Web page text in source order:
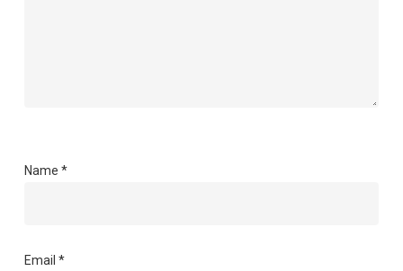
Name *
Email *